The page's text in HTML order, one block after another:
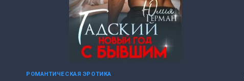
РОМАНТИЧЕСКАЯ ЭРОТИКА